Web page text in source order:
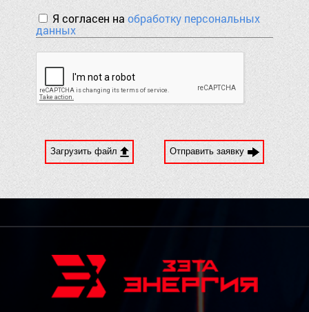
Я согласен наобработку персональных
данных
Загрузить файл Отправить заявку